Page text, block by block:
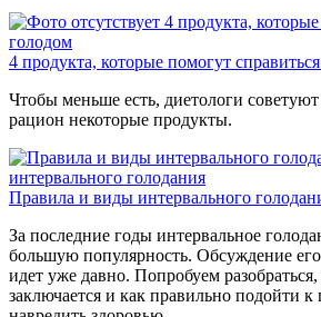
4 продукта,
голодом
4 продукта, которые помогут
Чтобы меньше есть, диетологи
рацион некоторые продукты.
интервального голодания
Правила и виды интервального
За последние годы интервальное
большую популярность. Обсуждение
идет уже давно. Попробуем
заключается и как правильно подойти